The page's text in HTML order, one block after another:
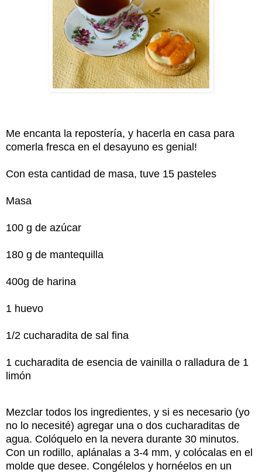
Me encanta la repostería, y hacerla en casa para
comerla fresca en el desayuno es genial!
Con esta cantidad de masa, tuve 15 pasteles
Masa
100 g de azúcar
180 g de mantequilla
400g de harina
1 huevo
1/2 cucharadita de sal fina
1 cucharadita de esencia de vainilla o ralladura de 1
limón
Mezclar todos los ingredientes, y si es necesario (yo
no lo necesité) agregar una o dos cucharaditas de
agua. Colóquelo en la nevera durante 30 minutos.
Con un rodillo, aplánalas a 3-4 mm, y colócalas en el
molde que desee. Congélelos y hornéelos en un